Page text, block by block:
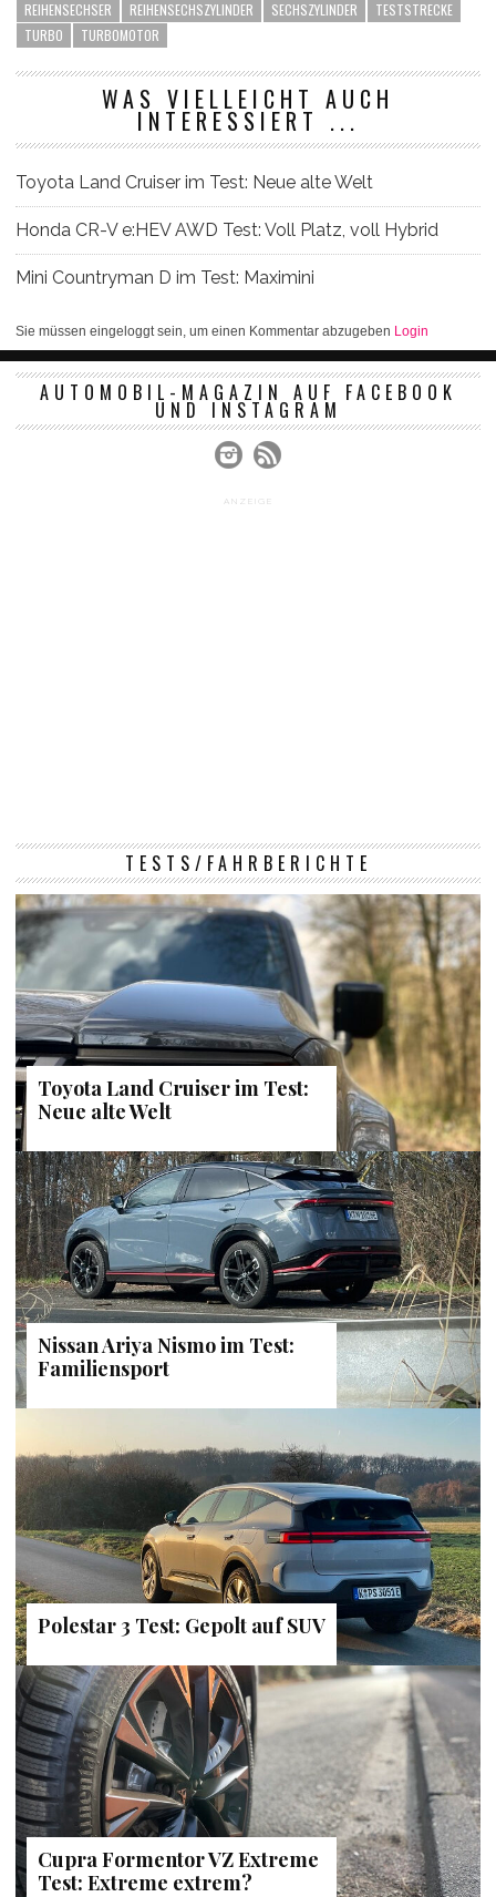
REIHENSECHSER REIHENSECHSZYLINDER SECHSZYLINDER
TESTSTRECKE
TURBO
TURBOMOTOR
WAS VIELLEICHT AUCH
INTERESSIERT ...
Toyota Land Cruiser im Test: Neue alte Welt
Honda CR-V e:HEV AWD Test: Voll Platz, voll Hybrid
Mini Countryman D im Test: Maximini
Sie müssen eingeloggt sein, um einen Kommentar abzugeben Login
AUTOMOBIL-MAGAZIN AUF FACEBOOK
UND INSTAGRAM
ANZEIGE
TESTS/FAHRBERICHTE
Toyota Land Cruiser im Test:
Neue alte Welt
Nissan Ariya Nismo im Test:
Familiensport
Polestar 3 Test: Gepolt auf SUV
Cupra Formentor VZ Extreme
Test: Extreme extrem?